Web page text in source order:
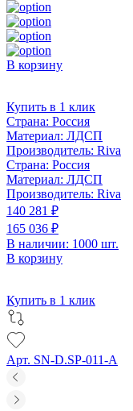
В корзину
Купить в 1 клик
Страна: Россия
Материал: ЛДСП
Производитель: Riva
Страна: Россия
Материал: ЛДСП
Производитель: Riva
140 281 ₽
165 036 ₽
В наличии: 1000 шт.
В корзину
Купить в 1 клик
Арт. SN-D.SP-011-A